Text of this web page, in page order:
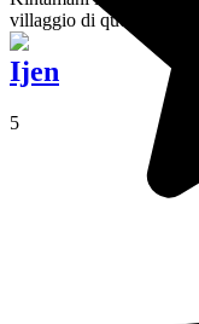
villaggio di questa
Ijen
5